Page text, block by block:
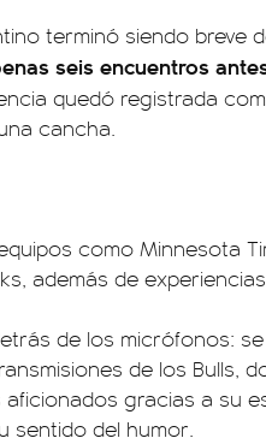
terminó siendo breve
seis encuentros
quedó registrada
cancha.
como Minnesota
además de
de los micrófonos:
de los Bulls,
gracias a su
sentido del humor.
01:05
🗣️ "El Gobierno
Axel Kicillof,
Buenos Aires,
de Inviolabilidad
como "una lista